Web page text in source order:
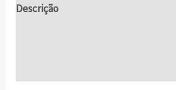
Descrição